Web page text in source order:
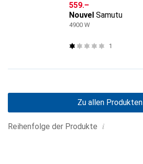
CHF
559.–
Nouvel Samutu
4900 W
1
Reihenfolge der Produkte i
Zu allen Produkten